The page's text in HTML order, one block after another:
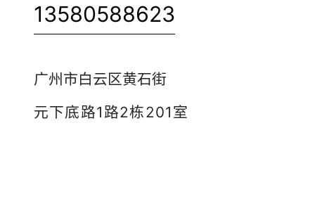
13580588623
广州市白云区黄石街
元下底路1路2栋201室